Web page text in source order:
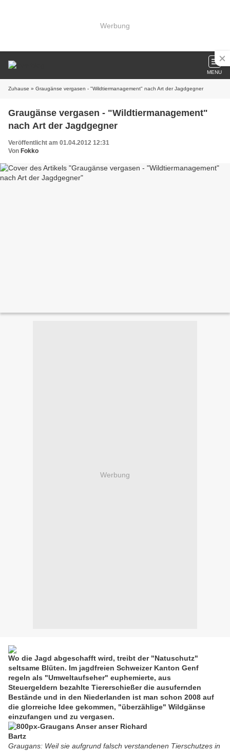
Werbung
MENU
Zuhause » Graugänse vergasen - "Wildtiermanagement" nach Art der Jagdgegner
Graugänse vergasen - "Wildtiermanagement"
nach Art der Jagdgegner
Veröffentlicht am 01.04.2012 12:31
Von Fokko
Werbung
Wo die Jagd abgeschafft wird, treibt der "Natuschutz"
seltsame Blüten. Im jagdfreien Schweizer Kanton Genf
regeln als "Umweltaufseher" euphemierte, aus
Steuergeldern bezahlte Tiererschießer die ausufernden
Bestände und in den Niederlanden ist man schon 2008 auf
die glorreiche Idee gekommen, "überzählige" Wildgänse
einzufangen und zu vergasen.
Graugans: Weil sie aufgrund falsch verstandenen Tierschutzes in